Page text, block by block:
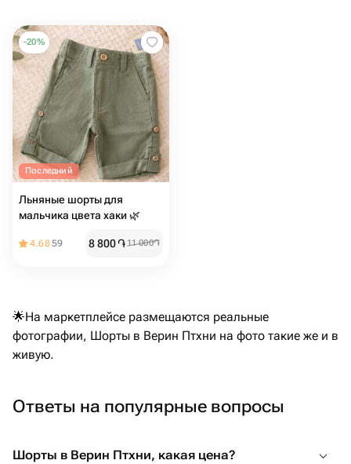
-20%
Последний
Льняные шорты для
мальчика цвета хаки 🌿
4.6859 8 800֏11 000֏
🌟На маркетплейсе размещаются реальные
фотографии, Шорты в Верин Птхни на фото такие же и в
живую.
Ответы на популярные вопросы
Шорты в Верин Птхни, какая цена?